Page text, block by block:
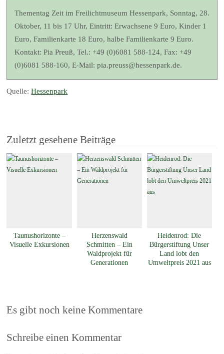
Thementag Zeit im Freilichtmuseum Hessenpark, Sonntag, 28.
Oktober, 11 bis 17 Uhr, Eintritt: Erwachsene 9 Euro, Kinder 1
Euro, Familienkarte 18 Euro, halbe Familienkarte 9 Euro.
Kontakt: Pia Preuß, Tel.: +49 (0)6081 588-124, Fax: +49
(0)6081 588-160, E-Mail: pia.preuss@hessenpark.de.
Quelle:Hessenpark
Zuletzt gesehene Beiträge
Taunushorizonte –
Visuelle Exkursionen
Herzenswald
Schmitten – Ein
Waldprojekt für
Generationen
Heidenrod: Die
Bürgerstiftung Unser
Land lobt den
Umweltpreis 2021 aus
Es gibt noch keine Kommentare
Schreibe einen Kommentar